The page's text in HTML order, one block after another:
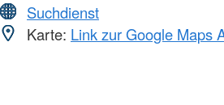
Suchdienst
Karte: Link zur Google Maps